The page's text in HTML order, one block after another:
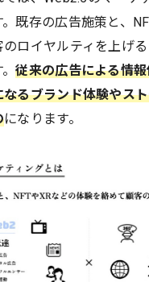
既存の広告施策と、
ロイヤルティを上げ
。従来の広告による情
るブランド体験やス
になります。